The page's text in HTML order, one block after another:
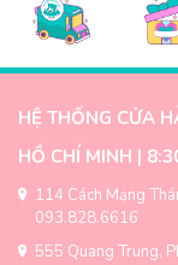
HỆ THỐNG CỬA
HỒ CHÍ MINH |
114 Cách Mạng
093.828.6616
555 Quang Trung,